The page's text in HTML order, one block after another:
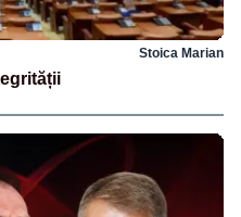
Stoica Marian